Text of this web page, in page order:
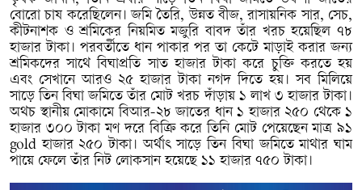
বোরো চাষ করেছিলেন। জমি তৈরি, উন্নত বীজ, রাসায়নিক সার, সেচ,
কীটনাশক ও শ্রমিকের নিয়মিত মজুরি বাবদ তাঁর খরচ হয়েছিল ৭৮
হাজার টাকা। পরবর্তীতে ধান পাকার পর তা কেটে মাড়াই করার জন্য
শ্রমিকদের সাথে বিঘাপ্রতি সাত হাজার টাকা করে চুক্তি করতে হয়
এবং সেখানে আরও ২৫ হাজার টাকা নগদ দিতে হয়। সব মিলিয়ে
সাড়ে তিন বিঘা জমিতে তাঁর মোট খরচ দাঁড়ায় ১ লাখ ৩ হাজার টাকা।
অথচ স্থানীয় মোকামে বিআর-২৮ জাতের ধান ১ হাজার ২৫০ থেকে ১
হাজার ৩০০ টাকা মণ দরে বিক্রি করে তিনি মোট পেয়েছেন মাত্র ৯১
gold হাজার ২৫০ টাকা। অর্থাৎ সাড়ে তিন বিঘা জমিতে মাথার ঘাম
পায়ে ফেলে তাঁর নিট লোকসান হয়েছে ১১ হাজার ৭৫০ টাকা।